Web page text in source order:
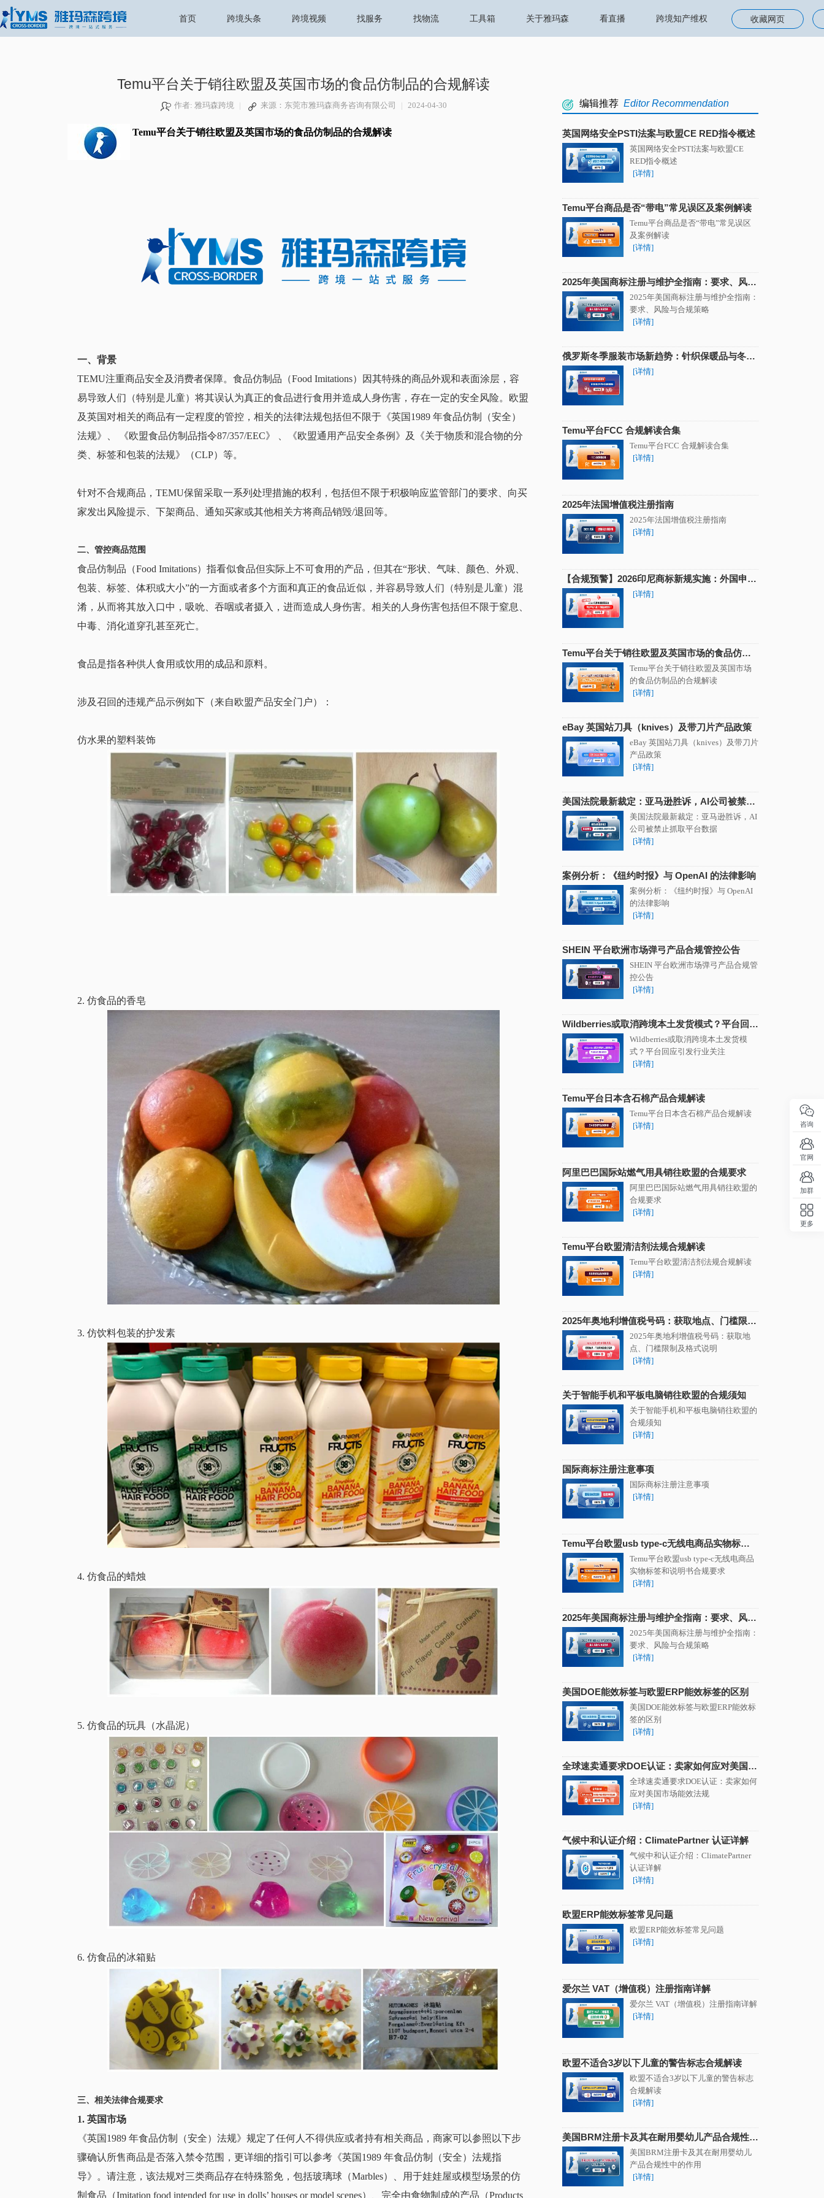
首页 跨境头条 跨境视频 找服务 找物流 工具箱 关于雅玛森 看直播 跨境知产维权 收藏网页
Temu平台关于销往欧盟及英国市场的食品仿制品的合规解读
作者: 雅玛森跨境 | 来源：东莞市雅玛森商务咨询有限公司 | 2024-04-30
Temu平台关于销往欧盟及英国市场的食品仿制品的合规解读
一、背景
TEMU注重商品安全及消费者保障。食品仿制品（Food Imitations）因其特殊的商品外观和表面涂层，容
易导致人们（特别是儿童）将其误认为真正的食品进行食用并造成人身伤害，存在一定的安全风险。欧盟
及英国对相关的商品有一定程度的管控，相关的法律法规包括但不限于《英国1989 年食品仿制（安全）
法规》、 《欧盟食品仿制品指令87/357/EEC》 、《欧盟通用产品安全条例》及《关于物质和混合物的分
类、标签和包装的法规》（CLP）等。
针对不合规商品，TEMU保留采取一系列处理措施的权利，包括但不限于积极响应监管部门的要求、向买
家发出风险提示、下架商品、通知买家或其他相关方将商品销毁/退回等。
二、管控商品范围
食品仿制品（Food Imitations）指看似食品但实际上不可食用的产品，但其在“形状、气味、颜色、外观、
包装、标签、体积或大小”的一方面或者多个方面和真正的食品近似，并容易导致人们（特别是儿童）混
淆，从而将其放入口中，吸吮、吞咽或者摄入，进而造成人身伤害。相关的人身伤害包括但不限于窒息、
中毒、消化道穿孔甚至死亡。
食品是指各种供人食用或饮用的成品和原料。
涉及召回的违规产品示例如下（来自欧盟产品安全门户）：
仿水果的塑料装饰
2. 仿食品的香皂
3. 仿饮料包装的护发素
4. 仿食品的蜡烛
5. 仿食品的玩具（水晶泥）
6. 仿食品的冰箱贴
三、相关法律合规要求
1. 英国市场
《英国1989 年食品仿制（安全）法规》规定了任何人不得供应或者持有相关商品，商家可以参照以下步
骤确认所售商品是否落入禁令范围，更详细的指引可以参考《英国1989 年食品仿制（安全）法规指
导》。请注意，该法规对三类商品存在特殊豁免，包括玻璃球（Marbles）、用于娃娃屋或模型场景的仿
制食品（Imitation food intended for use in dolls’ houses or model scenes）、完全由食物制成的产品（Products
编辑推荐 Editor Recommendation
英国网络安全PSTI法案与欧盟CE RED指令概述
英国网络安全PSTI法案与欧盟CE
RED指令概述
[详情]
Temu平台商品是否“带电”常见误区及案例解读
Temu平台商品是否“带电”常见误区
及案例解读
[详情]
2025年美国商标注册与维护全指南：要求、风险
与合规策略
2025年美国商标注册与维护全指南：
要求、风险与合规策略
[详情]
俄罗斯冬季服装市场新趋势：针织保暖品与冬鞋
销量明显增长
[详情]
Temu平台FCC 合规解读合集
Temu平台FCC 合规解读合集
[详情]
2025年法国增值税注册指南
2025年法国增值税注册指南
[详情]
【合规预警】2026印尼商标新规实施：外国申请
人准入门槛显著提高！
[详情]
Temu平台关于销往欧盟及英国市场的食品仿制
品的合规解读
Temu平台关于销往欧盟及英国市场
的食品仿制品的合规解读
[详情]
eBay 英国站刀具（knives）及带刀片产品政策
eBay 英国站刀具（knives）及带刀片
产品政策
[详情]
美国法院最新裁定：亚马逊胜诉，AI公司被禁止
抓取平台数据
美国法院最新裁定：亚马逊胜诉，AI
公司被禁止抓取平台数据
[详情]
案例分析：《纽约时报》与 OpenAI 的法律影响
案例分析：《纽约时报》与 OpenAI
的法律影响
[详情]
SHEIN 平台欧洲市场弹弓产品合规管控公告
SHEIN 平台欧洲市场弹弓产品合规管
控公告
[详情]
Wildberries或取消跨境本土发货模式？平台回应
引发行业关注
Wildberries或取消跨境本土发货模
式？平台回应引发行业关注
[详情]
Temu平台日本含石棉产品合规解读
Temu平台日本含石棉产品合规解读
[详情]
阿里巴巴国际站燃气用具销往欧盟的合规要求
阿里巴巴国际站燃气用具销往欧盟的
合规要求
[详情]
Temu平台欧盟清洁剂法规合规解读
Temu平台欧盟清洁剂法规合规解读
[详情]
2025年奥地利增值税号码：获取地点、门槛限制
及格式说明
2025年奥地利增值税号码：获取地
点、门槛限制及格式说明
[详情]
关于智能手机和平板电脑销往欧盟的合规须知
关于智能手机和平板电脑销往欧盟的
合规须知
[详情]
国际商标注册注意事项
国际商标注册注意事项
[详情]
Temu平台欧盟usb type-c无线电商品实物标签
和说明书合规要求Temu平台欧盟usb type-c无线电商品
实物标签和说明书合规要求
[详情]
2025年美国商标注册与维护全指南：要求、风险
与合规策略
2025年美国商标注册与维护全指南：
要求、风险与合规策略
[详情]
美国DOE能效标签与欧盟ERP能效标签的区别
美国DOE能效标签与欧盟ERP能效标
签的区别
[详情]
全球速卖通要求DOE认证：卖家如何应对美国市
场能效法规
全球速卖通要求DOE认证：卖家如何
应对美国市场能效法规
[详情]
气候中和认证介绍：ClimatePartner 认证详解
气候中和认证介绍：ClimatePartner
认证详解
[详情]
欧盟ERP能效标签常见问题
欧盟ERP能效标签常见问题
[详情]
爱尔兰 VAT（增值税）注册指南详解
爱尔兰 VAT（增值税）注册指南详解
[详情]
欧盟不适合3岁以下儿童的警告标志合规解读
欧盟不适合3岁以下儿童的警告标志
合规解读
[详情]
美国BRM注册卡及其在耐用婴幼儿产品合规性中
的作用
美国BRM注册卡及其在耐用婴幼儿
产品合规性中的作用
[详情]
咨询
官网
加群
更多